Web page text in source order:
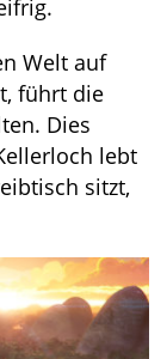
Welt auf
führt die
Dies
lebt
sitzt,